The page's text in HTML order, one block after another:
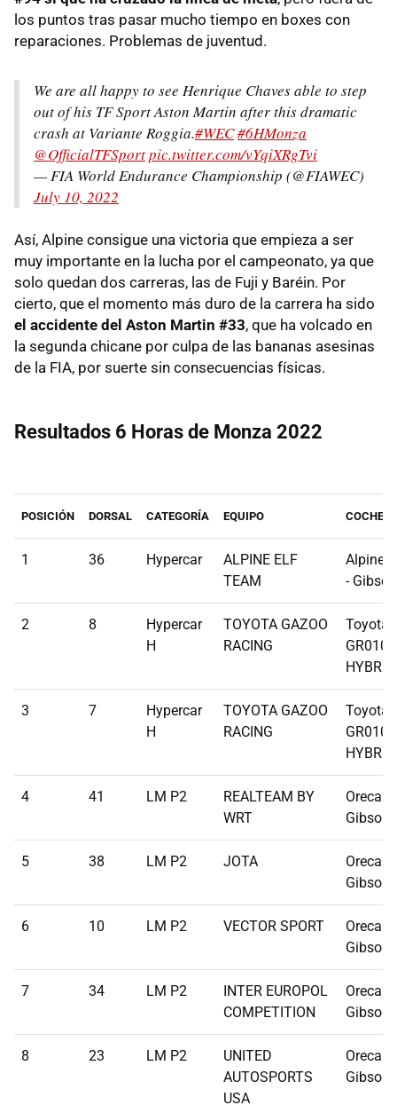
los puntos tras pasar mucho tiempo en boxes con
reparaciones. Problemas de juventud.
We are all happy to see Henrique Chaves able to step
out of his TF Sport Aston Martin after this dramatic
crash at Variante Roggia.#WEC#6HMonza
@OfficialTFSportpic.twitter.com/vYqiXRgTvi
— FIA World Endurance Championship (@FIAWEC)
July 10, 2022
Así, Alpine consigue una victoria que empieza a ser
muy importante en la lucha por el campeonato, ya que
solo quedan dos carreras, las de Fuji y Baréin. Por
cierto, que el momento más duro de la carrera ha sido
el accidente del Aston Martin #33, que ha volcado en
la segunda chicane por culpa de las bananas asesinas
de la FIA, por suerte sin consecuencias físicas.
Resultados 6 Horas de Monza 2022
POSICIÓN DORSAL CATEGORÍA EQUIPO COCHE
1 36 Hypercar
ALPINE ELF
TEAM
Alpine
- Gibson
2 8
Hypercar
H
TOYOTA GAZOO
RACING
Toyota
GR010
HYBRID
3 7
Hypercar
H
TOYOTA GAZOO
RACING
Toyota
GR010
HYBRID
4 41 LM P2
REALTEAM BY
WRT
Oreca
Gibson
5 38 LM P2 JOTA
Oreca
Gibson
6 10 LM P2 VECTOR SPORT
Oreca
Gibson
7 34 LM P2
INTER EUROPOL
COMPETITION
Oreca
Gibson
8 23 LM P2
UNITED
AUTOSPORTS
USA
Oreca
Gibson